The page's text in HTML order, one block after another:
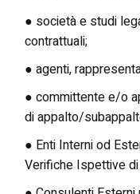
● società e studi
contrattuali;
● agenti,
● committente e/o
di appalto/
● Enti Interni od
Verifiche Ispettive di